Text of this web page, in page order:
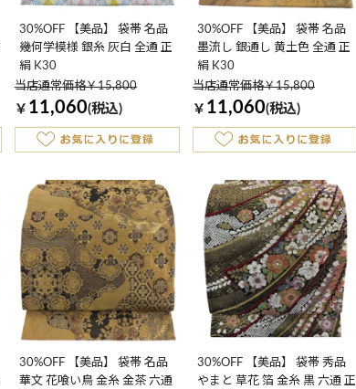
30%OFF 【美品】 袋帯 名品
幾何学模様 銀糸 灰白 全通 正
絹 K30
当店通常価格￥15,800
￥ 11,060(税込)
30%OFF 【美品】 袋帯 名品
墨流し 銀通し 黄土色 全通 正
絹 K30
当店通常価格￥15,800
￥ 11,060(税込)
30%OFF 【美品】 袋帯 名品
華文 花喰い鳥 金糸 金茶 六通
30%OFF 【美品】 袋帯 秀品
やまと 草花 箔 金糸 黒 六通 正